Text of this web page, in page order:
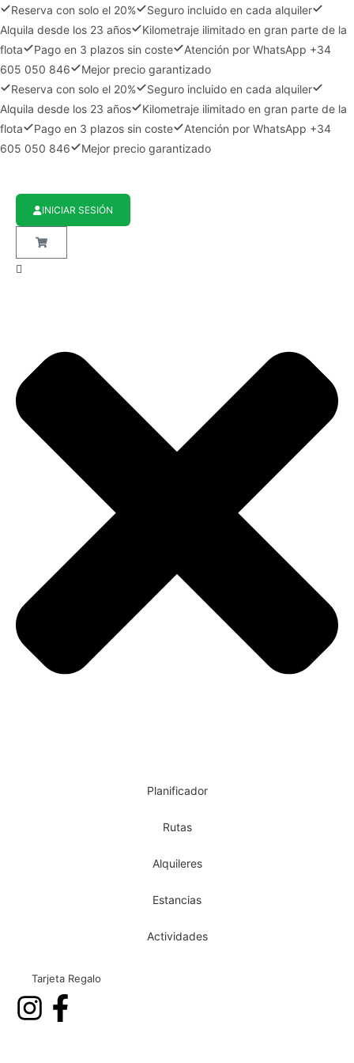
Reserva con solo el 20%
Seguro incluido en cada alquiler
Alquila desde los 23 años
Kilometraje ilimitado en gran parte de la
flota
Pago en 3 plazos sin coste
Atención por WhatsApp +34
605 050 846
Mejor precio garantizado
Reserva con solo el 20%
Seguro incluido en cada alquiler
Alquila desde los 23 años
Kilometraje ilimitado en gran parte de la
flota
Pago en 3 plazos sin coste
Atención por WhatsApp +34
605 050 846
Mejor precio garantizado
INICIAR SESIÓN
Planificador
Rutas
Alquileres
Estancias
Actividades
Tarjeta Regalo